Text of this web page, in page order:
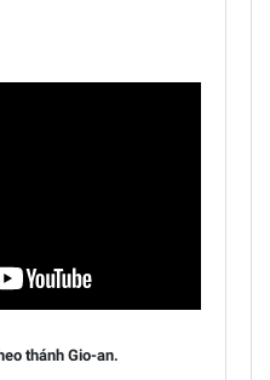
thánh Gio-an.